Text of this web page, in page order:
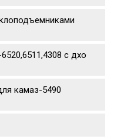
с дхо
камаз-5490